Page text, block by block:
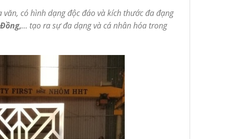
có hình dạng độc đáo và kích thước đa đạng
… tạo ra sự đa dạng và cá nhân hóa trong